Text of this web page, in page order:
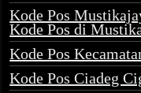
Kode Pos
Kode Pos di
Kode Pos
Kode Pos Ciadeg